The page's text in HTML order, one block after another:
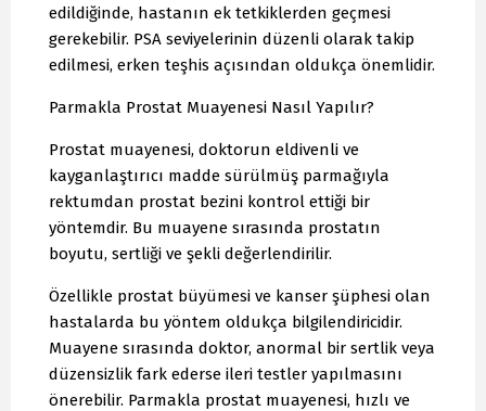
edildiğinde, hastanın ek tetkiklerden geçmesi
gerekebilir. PSA seviyelerinin düzenli olarak takip
edilmesi, erken teşhis açısından oldukça önemlidir.
Parmakla Prostat Muayenesi Nasıl Yapılır?
Prostat muayenesi, doktorun eldivenli ve
kayganlaştırıcı madde sürülmüş parmağıyla
rektumdan prostat bezini kontrol ettiği bir
yöntemdir. Bu muayene sırasında prostatın
boyutu, sertliği ve şekli değerlendirilir.
Özellikle prostat büyümesi ve kanser şüphesi olan
hastalarda bu yöntem oldukça bilgilendiricidir.
Muayene sırasında doktor, anormal bir sertlik veya
düzensizlik fark ederse ileri testler yapılmasını
önerebilir. Parmakla prostat muayenesi, hızlı ve